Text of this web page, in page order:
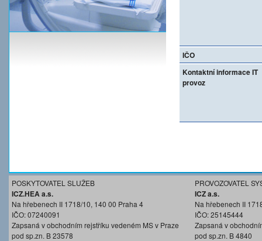
IČO
Kontaktní informace IT
provoz
POSKYTOVATEL SLUŽEB
ICZ.HEA a.s.
Na hřebenech II 1718/10, 140 00 Praha 4
IČO: 07240091
Zapsaná v obchodním rejstříku vedeném MS v Praze
pod sp.zn. B 23578
PROVOZOVATEL
ICZ a.s.
Na hřebenech II
IČO: 25145444
Zapsaná v
pod sp.zn. B 4840